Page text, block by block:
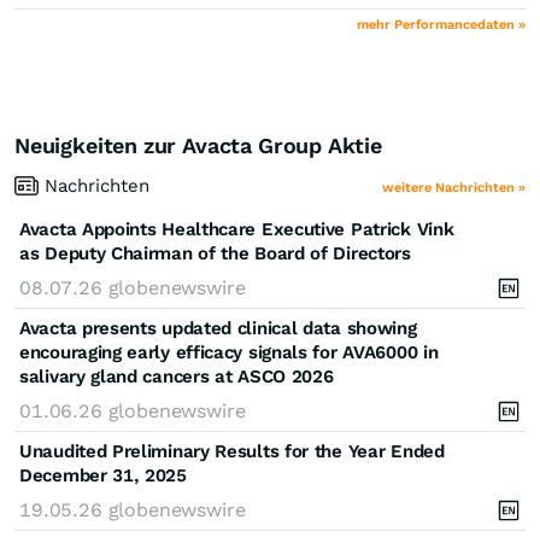
mehr Performancedaten »
Neuigkeiten zur Avacta Group Aktie
Nachrichten weitere Nachrichten »
Avacta Appoints Healthcare Executive Patrick Vink
as Deputy Chairman of the Board of Directors
08.07.26 globenewswire
Avacta presents updated clinical data showing
encouraging early efficacy signals for AVA6000 in
salivary gland cancers at ASCO 2026
01.06.26 globenewswire
Unaudited Preliminary Results for the Year Ended
December 31, 2025
19.05.26 globenewswire